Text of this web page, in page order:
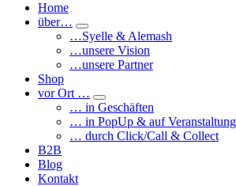
Home
über…
…Syelle & Alemash
…unsere Vision
…unsere Partner
Shop
vor Ort …
… in Geschäften
… in PopUp & auf
… durch Click/Call & Collect
B2B
Blog
Kontakt